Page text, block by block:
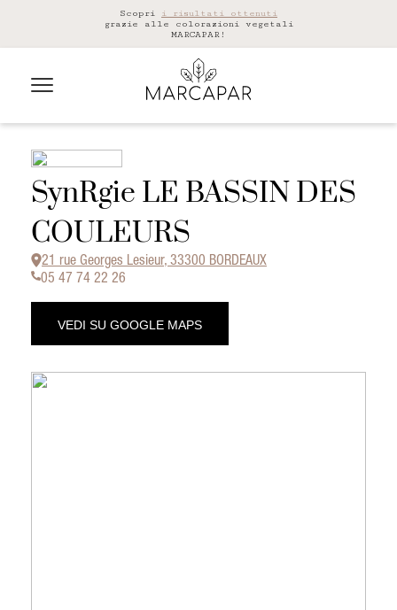
Scopri i risultati ottenuti
grazie alle colorazioni vegetali
MARCAPAR!
SynRgie LE BASSIN DES
COULEURS
21 rue Georges Lesieur, 33300 BORDEAUX
05 47 74 22 26
VEDI SU GOOGLE MAPS